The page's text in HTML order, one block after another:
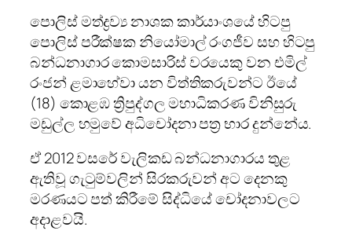
පොලිස් මත්ද්‍රව්‍ය නාශක කාර්යාංශයේ හිටපු
පොලිස් පරීක්ෂක නියෝමාල් රංගජීව සහ හිටපු
බන්ධනාගාර කොමසාරිස් වරයෙකු වන එමිල්
රංජන් ළමාහේවා යන විත්තිකරුවන්ට ඊයේ
(18) කොළඹ ත්‍රිපුද්ගල මහාධිකරණ විනිසුරු
මඩුල්ල හමුවේ අධිචෝදනා පත්‍ර භාර දුන්නේය.
ඒ 2012 වසරේ වැලිකඩ බන්ධනාගාරය තුළ
ඇතිවූ ගැටුම්වලින් සිරකරුවන් අට දෙනකු
මරණයට පත් කිරීමේ සිද්ධියේ චෝදනාවලට
අදාළවයි.